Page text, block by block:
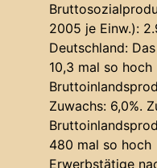
2005 je Einw.):
Deutschland:
10,3 mal so hoch
Zuwachs: 6,0%.
480 mal so hoch
Erwerbstätige